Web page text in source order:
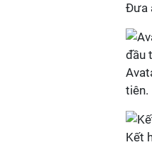
Đưa
tiên.
Kết